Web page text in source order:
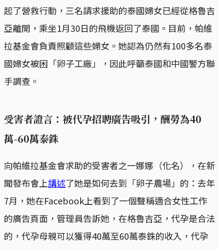
起了營救行動，三名請求援助的泰國婦女已經從格魯吉
亞離開，乘坐1月30日的飛機返回了泰國。目前，帕維
拉基金會負責照顧這些婦女。她認為仍然有100多名泰
國婦女被困「卵子工廠」，因此呼籲泰國和中國警方聯
手調查。
受害者證言：被代孕招聘廣告吸引，酬勞為40
萬-60萬泰銖
向帕維拉基金會求助的受害者之一娜娜（化名），在新
聞發布會上講述了她是如何去到「卵子農場」的：去年
7月，她在Facebook上看到了一個聲稱適合女性工作
的廣告頁面，管理員告訴她，在格魯吉亞，代孕是合法
的，代孕母親可以獲得40萬至60萬泰銖的收入，代孕